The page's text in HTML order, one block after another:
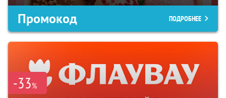
Промокод ПОДРОБНЕЕ
-33%